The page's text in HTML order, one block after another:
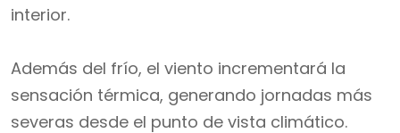
interior.
Además del frío, el viento incrementará la
sensación térmica, generando jornadas más
severas desde el punto de vista climático.